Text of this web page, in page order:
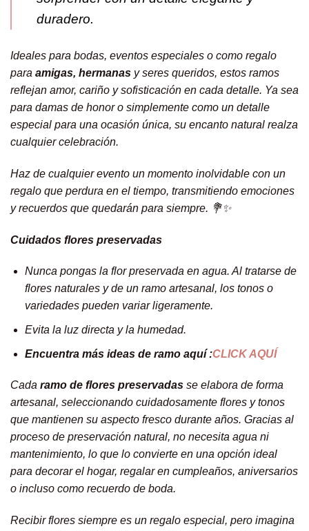
duradero.
Ideales para bodas, eventos especiales o como regalo
para amigas, hermanas y seres queridos, estos ramos
reflejan amor, cariño y sofisticación en cada detalle. Ya sea
para damas de honor o simplemente como un detalle
especial para una ocasión única, su encanto natural realza
cualquier celebración.
Haz de cualquier evento un momento inolvidable con un
regalo que perdura en el tiempo, transmitiendo emociones
y recuerdos que quedarán para siempre. 💐✨
Cuidados flores preservadas
Nunca pongas la flor preservada en agua. Al tratarse de
flores naturales y de un ramo artesanal, los tonos o
variedades pueden variar ligeramente.
Evita la luz directa y la humedad.
Encuentra más ideas de ramo aquí :CLICK AQUÍ
Cada ramo de flores preservadas se elabora de forma
artesanal, seleccionando cuidadosamente flores y tonos
que mantienen su aspecto fresco durante años. Gracias al
proceso de preservación natural, no necesita agua ni
mantenimiento, lo que lo convierte en una opción ideal
para decorar el hogar, regalar en cumpleaños, aniversarios
o incluso como recuerdo de boda.
Recibir flores siempre es un regalo especial, pero imagina